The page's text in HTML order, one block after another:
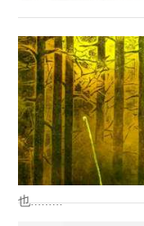
也.........